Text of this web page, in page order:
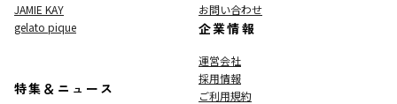
JAMIE KAY
gelato pique
特集＆ニュース
お問い合わせ
企業情報
運営会社
採用情報
ご利用規約